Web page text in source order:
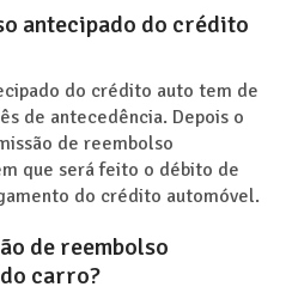
antecipado do crédito
do crédito auto tem de
de antecedência. Depois o
de reembolso
que será feito o débito de
do crédito automóvel.
de reembolso
carro?